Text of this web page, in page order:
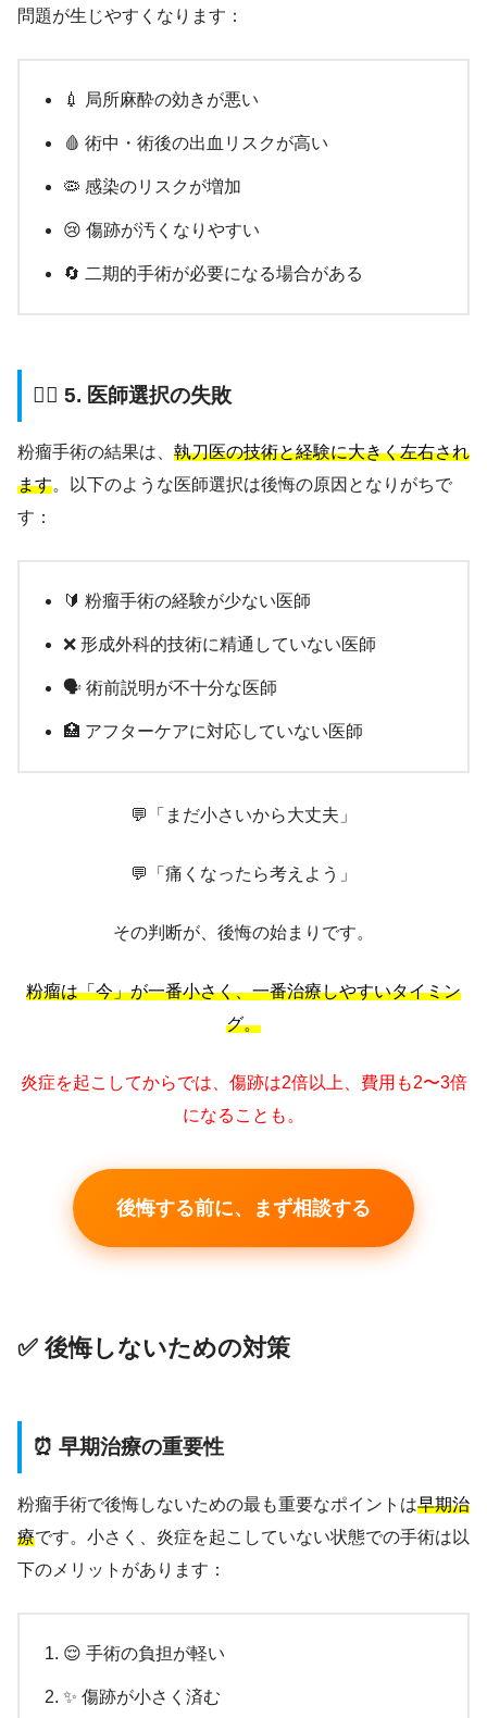
問題が生じやすくなります：
💉 局所麻酔の効きが悪い
🩸 術中・術後の出血リスクが高い
🦠 感染のリスクが増加
😢 傷跡が汚くなりやすい
🔄 二期的手術が必要になる場合がある
👨‍⚕️ 5. 医師選択の失敗
粉瘤手術の結果は、 執刀医の技術と経験に大きく左右され
ます。以下のような医師選択は後悔の原因となりがちで
す：
🔰 粉瘤手術の経験が少ない医師
❌ 形成外科的技術に精通していない医師
🗣️ 術前説明が不十分な医師
🏥 アフターケアに対応していない医師
💬「まだ小さいから大丈夫」
💬「痛くなったら考えよう」
その判断が、後悔の始まりです。
粉瘤は「今」が一番小さく、一番治療しやすいタイミン
グ。
炎症を起こしてからでは、傷跡は2倍以上、費用も2〜3倍
になることも。
後悔する前に、まず相談する
✅ 後悔しないための対策
⏰ 早期治療の重要性
粉瘤手術で後悔しないための最も重要なポイントは早期治
療です。小さく、炎症を起こしていない状態での手術は以
下のメリットがあります：
😌 手術の負担が軽い
✨ 傷跡が小さく済む